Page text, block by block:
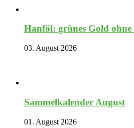
Hanföl: grünes Gold ohne
03. August 2026
Sammelkalender August
01. August 2026